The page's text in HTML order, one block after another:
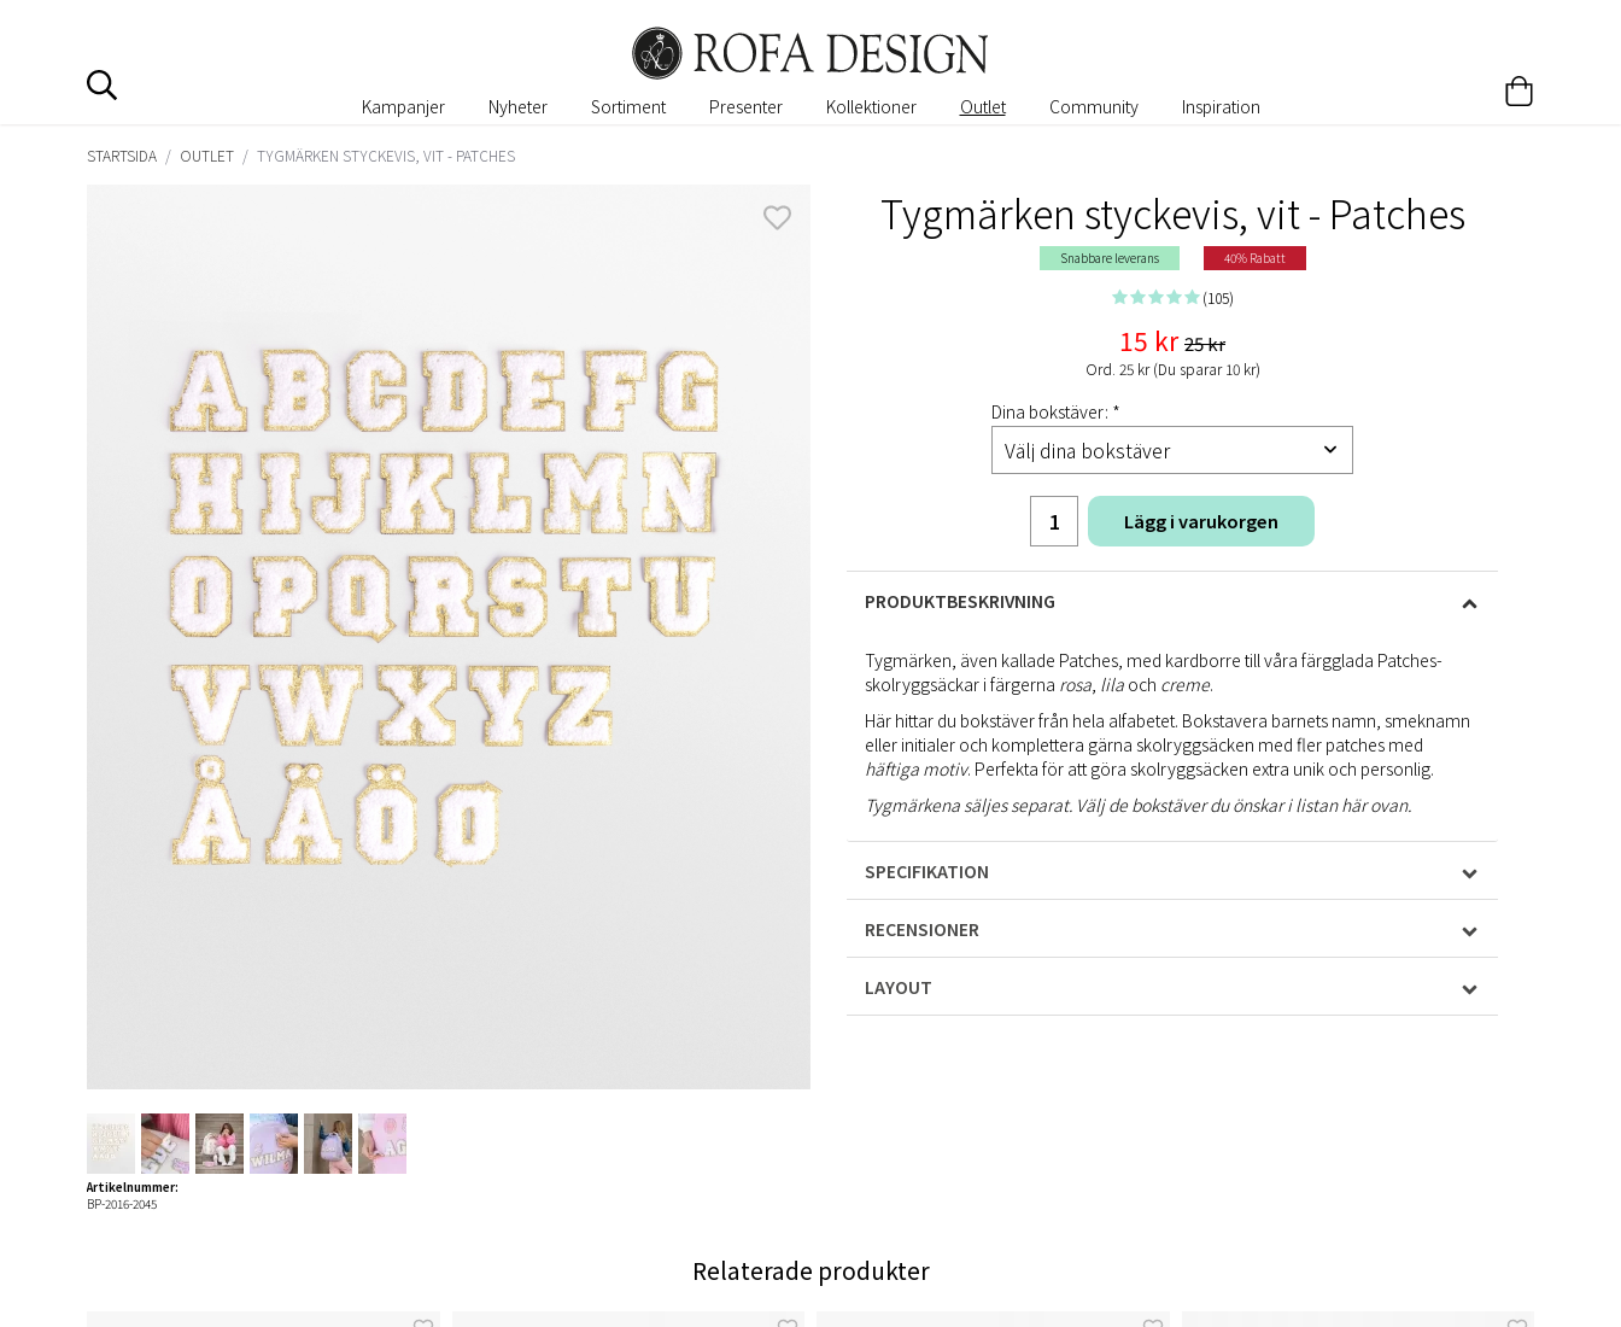
Kampanjer Nyheter Sortiment Presenter Kollektioner Outlet Community Inspiration
STARTSIDA / OUTLET / TYGMÄRKEN STYCKEVIS, VIT - PATCHES
Tygmärken styckevis, vit - Patches
Snabbare leverans 40% Rabatt
(105)
15 kr 25 kr
Ord. 25 kr (Du sparar 10 kr)
Dina bokstäver: *
Lägg i varukorgen
PRODUKTBESKRIVNING
Tygmärken, även kallade Patches, med kardborre till våra färgglada Patches-
skolryggsäckar i färgerna rosa, lila och creme.
Här hittar du bokstäver från hela alfabetet. Bokstavera barnets namn, smeknamn
eller initialer och komplettera gärna skolryggsäcken med fler patches med
häftiga motiv. Perfekta för att göra skolryggsäcken extra unik och personlig.
Tygmärkena säljes separat. Välj de bokstäver du önskar i listan här ovan.
SPECIFIKATION
RECENSIONER
LAYOUT
Artikelnummer:
BP-2016-2045
Relaterade produkter